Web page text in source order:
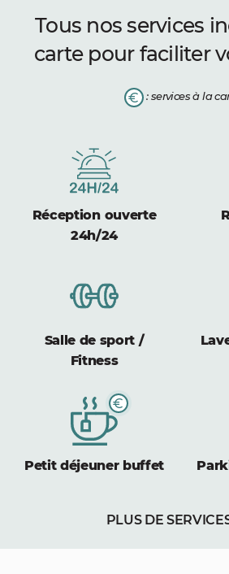
Tous nos services
carte pour faciliter
: services à la
Réception ouverte
24h/24
Salle de sport /
Fitness
Petit déjeuner buffet
PLUS DE